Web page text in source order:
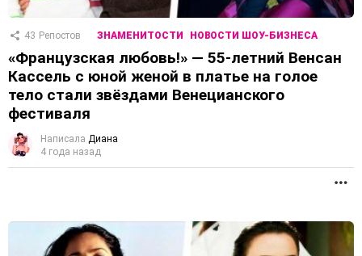
43 Репостов ЗНАМЕНИТОСТИ НОВОСТИ ШОУ-БИЗНЕСА
«Французская любовь!» — 55-летний Венсан
Кассель с юной женой в платье на голое
тело стали звёздами Венецианского
фестиваля
Написала Диана
4 года назад